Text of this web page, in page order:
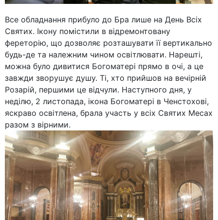
Все обладнання прибуло до Бра лише на День Всіх
Святих. Ікону помістили в відремонтовану
фереторію, що дозволяє розташувати її вертикально
будь-де та належним чином освітлювати. Нарешті,
можна було дивитися Богоматері прямо в очі, а це
завжди зворушує душу. Ті, хто прийшов на вечірній
Розарій, першими це відчули. Наступного дня, у
неділю, 2 листопада, ікона Богоматері в Ченстохові,
яскраво освітлена, брала участь у всіх Святих Месах
разом з вірними.